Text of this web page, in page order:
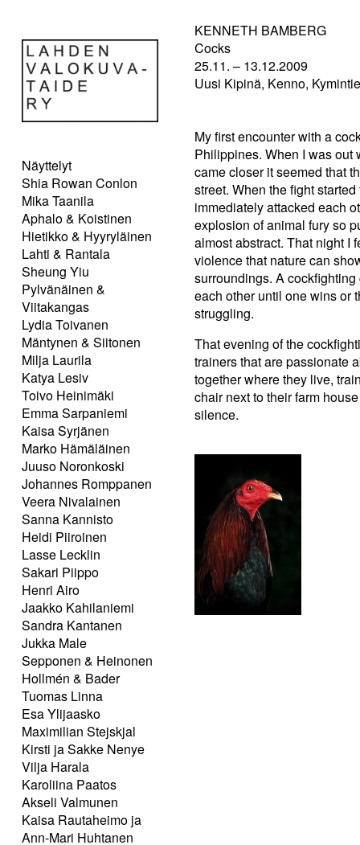
Näyttelyt
Shia Rowan Conlon
Mika Taanila
Aphalo & Koistinen
Hietikko & Hyyryläinen
Lahti & Rantala
Sheung Yiu
Pylvänäinen &
Viitakangas
Lydia Toivanen
Mäntynen & Siitonen
Milja Laurila
Katya Lesiv
Toivo Heinimäki
Emma Sarpaniemi
Kaisa Syrjänen
Marko Hämäläinen
Juuso Noronkoski
Johannes Romppanen
Veera Nivalainen
Sanna Kannisto
Heidi Piiroinen
Lasse Lecklin
Sakari Piippo
Henri Airo
Jaakko Kahilaniemi
Sandra Kantanen
Jukka Male
Sepponen & Heinonen
Hollmén & Bader
Tuomas Linna
Esa Ylijaasko
Maximilian Stejskjal
Kirsti ja Sakke Nenye
Vilja Harala
Karoliina Paatos
Akseli Valmunen
Kaisa Rautaheimo ja
Ann-Mari Huhtanen
KENNETH BAMBERG
Cocks
25.11. – 13.12.2009
Uusi Kipinä, Kenno,
My first encounter with a
Philippines. When I was out
came closer it seemed that
street. When the fight
immediately attacked each
explosion of animal fury so
almost abstract. That night I
violence that nature can
surroundings. A
each other until one wins or
struggling.
That evening of the
trainers that are passionate
together where they live,
chair next to their farm
silence.